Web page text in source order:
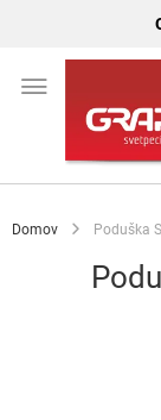
Domov Poduška